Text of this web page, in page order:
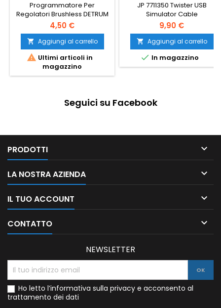
Programmatore Per
Regolatori Brushless DETRUM
DY-1025 Per Regolatori
Dynam
4,50 €
 Aggiungi al carrello
 Ultimi articoli in
magazzino
JP 7711350 Twister USB
Simulator Cable
9,90 €
 Aggiungi al carrello
 In magazzino
Seguici su Facebook
PRODOTTI 
LA NOSTRA AZIENDA 
IL TUO ACCOUNT 
CONTATTO 
NEWSLETTER
Ho letto l’informativa sulla privacy e acconsento al
trattamento dei dati